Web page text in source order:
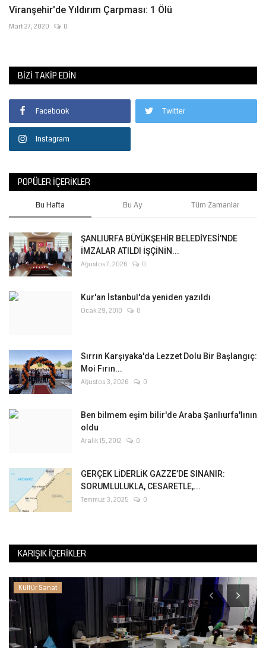
Viranşehir'de Yıldırım Çarpması: 1 Ölü
Mart 27, 2020 0
BIZI TAKIP EDIN
Facebook Twitter
Instagram
POPÜLER İÇERIKLER
Bu Hafta Bu Ay Tüm Zamanlar
ŞANLIURFA BÜYÜKŞEHİR BELEDİYESİ'NDE
İMZALAR ATILDI İŞÇİNİN...
Ağustos 7, 2026 0
Kur'an İstanbul'da yeniden yazıldı
Ocak 29, 2010 0
Sırrın Karşıyaka'da Lezzet Dolu Bir Başlangıç:
Moi Fırın...
Ağustos 3, 2026 0
Ben bilmem eşim bilir'de Araba Şanlıurfa'lının
oldu
Aralık 15, 2012 0
GERÇEK LİDERLİK GAZZE’DE SINANIR:
SORUMLULUKLA, CESARETLE,...
Temmuz 3, 2025 0
KARIŞIK İÇERIKLER
Kültür Sanat